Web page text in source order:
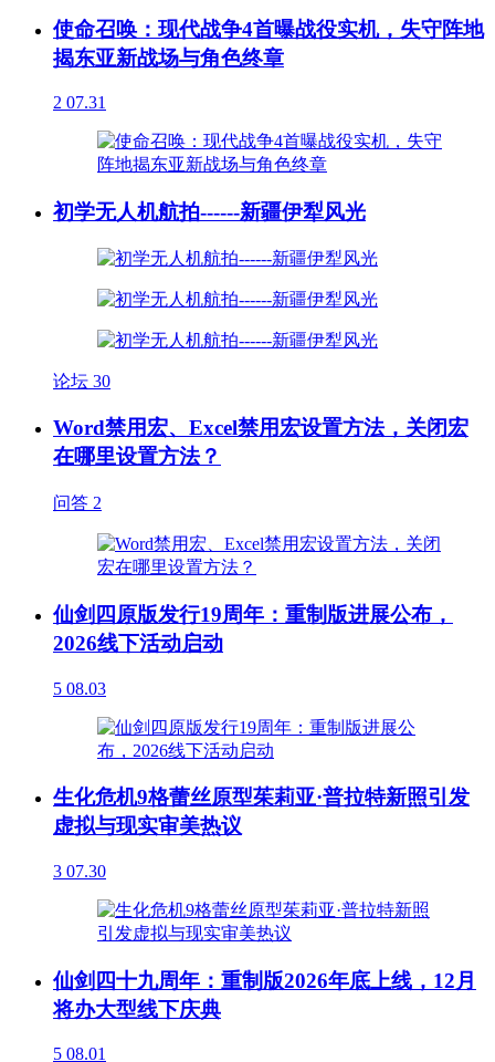
使命召唤：现代战争4首曝战役实机，失守阵地
揭东亚新战场与角色终章
2 07.31
初学无人机航拍------新疆伊犁风光
论坛 30
Word禁用宏、Excel禁用宏设置方法，关闭宏
在哪里设置方法？
问答 2
仙剑四原版发行19周年：重制版进展公布，
2026线下活动启动
5 08.03
生化危机9格蕾丝原型茱莉亚·普拉特新照引发
虚拟与现实审美热议
3 07.30
仙剑四十九周年：重制版2026年底上线，12月
将办大型线下庆典
5 08.01